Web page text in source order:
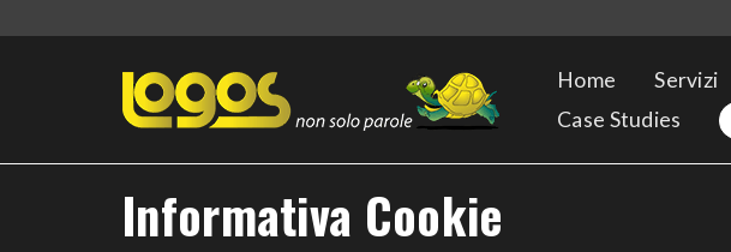
Home Servizi
Case Studies
Informativa Cookie